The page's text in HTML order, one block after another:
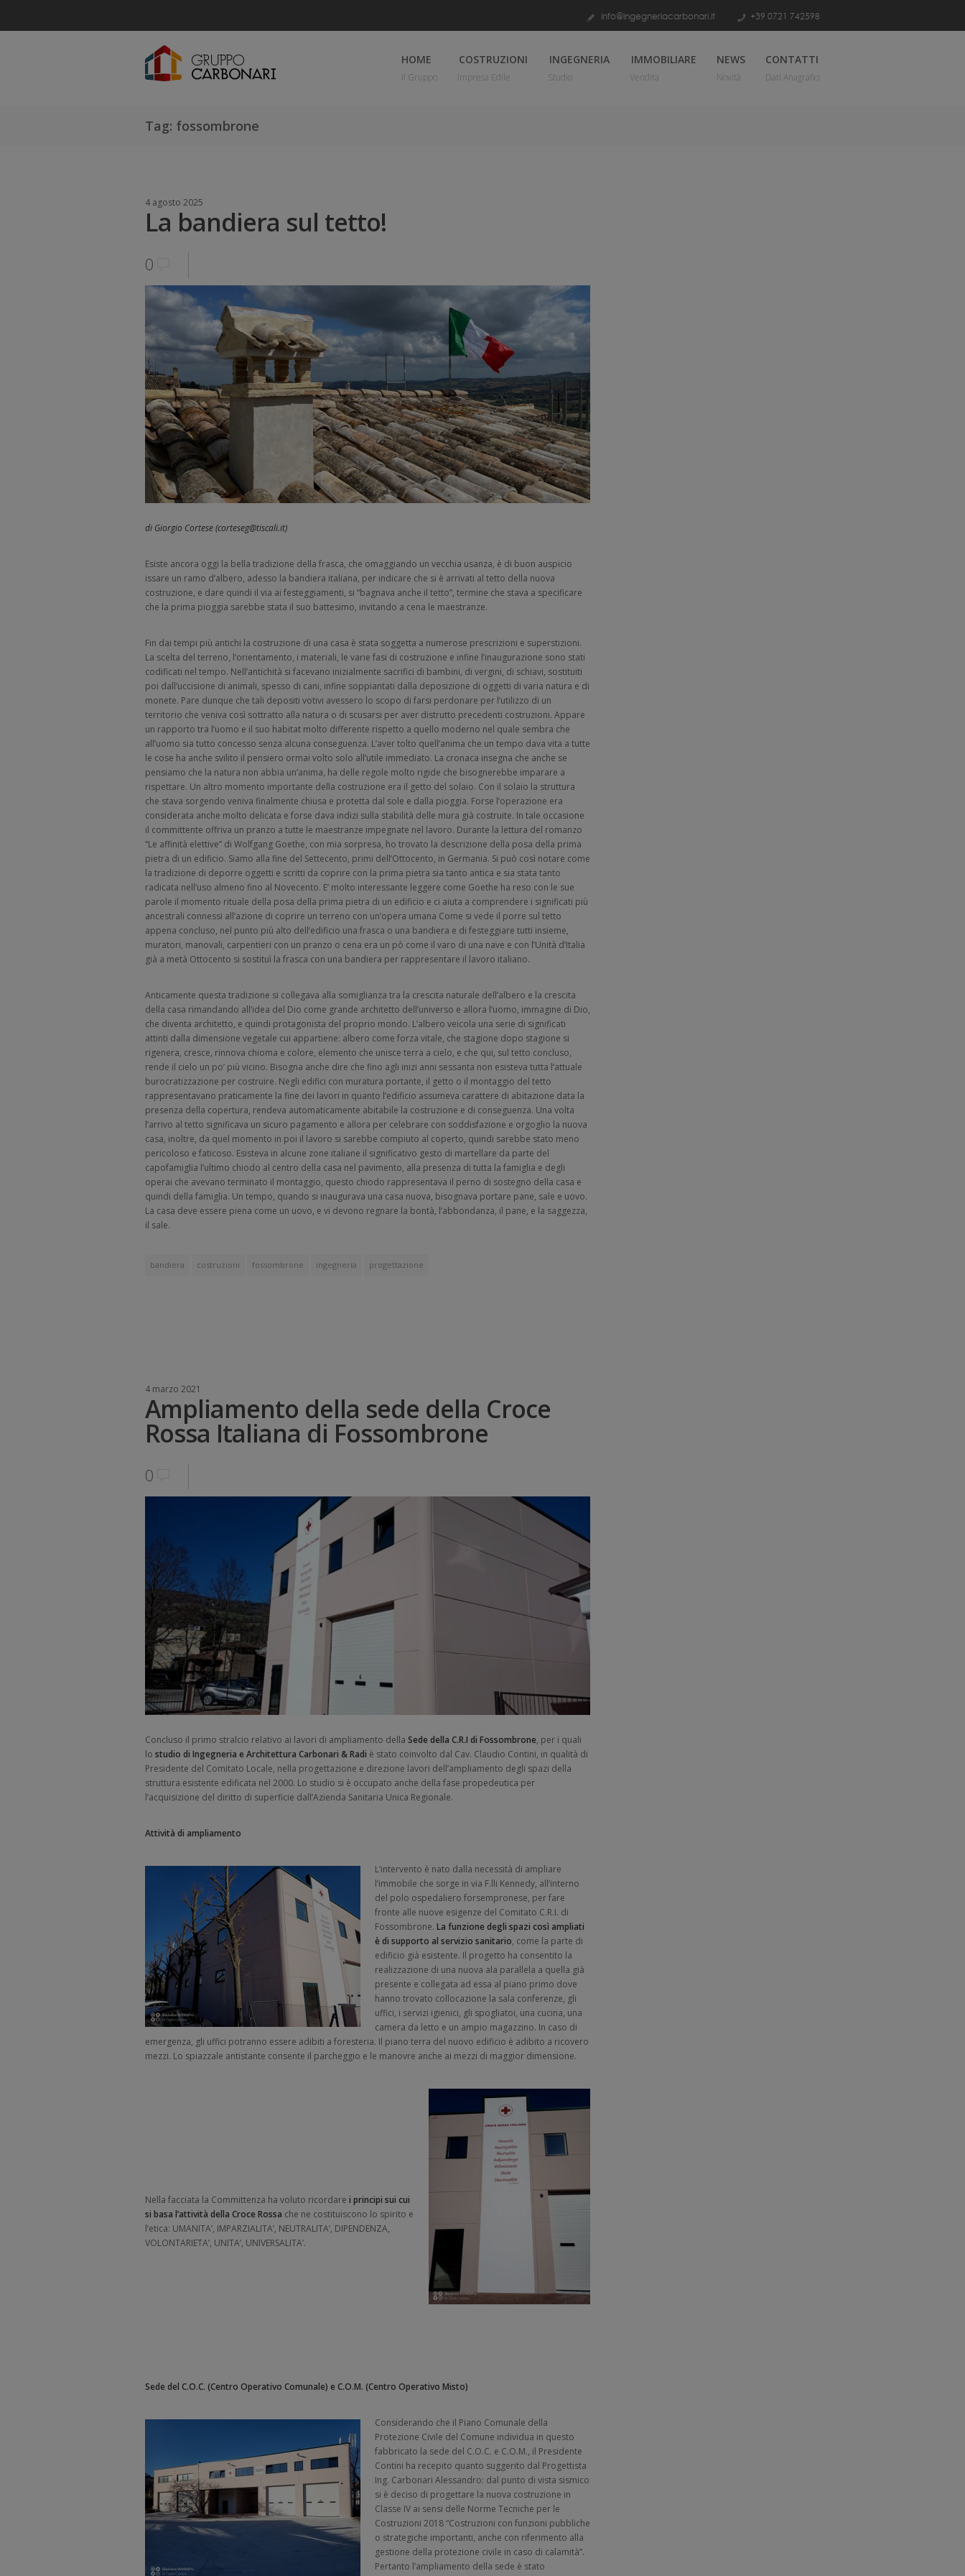
info@ingegneriacarbonari.it +39 0721 742598
HOME
Il Gruppo
COSTRUZIONI
Impresa Edile
INGEGNERIA
Studio
IMMOBILIARE
Vendita
NEWS
Novità
CONTATTI
Dati Anagrafici
Tag: fossombrone
4 agosto 2025
La bandiera sul tetto!
0
di Giorgio Cortese (corteseg@tiscali.it)
Esiste ancora oggi la bella tradizione della frasca, che omaggiando un vecchia usanza, è di buon auspicio
issare un ramo d’albero, adesso la bandiera italiana, per indicare che si è arrivati al tetto della nuova
costruzione, e dare quindi il via ai festeggiamenti, si “bagnava anche il tetto”, termine che stava a specificare
che la prima pioggia sarebbe stata il suo battesimo, invitando a cena le maestranze.
Fin dai tempi più antichi la costruzione di una casa è stata soggetta a numerose prescrizioni e superstizioni.
La scelta del terreno, l’orientamento, i materiali, le varie fasi di costruzione e infine l’inaugurazione sono stati
codificati nel tempo. Nell’antichità si facevano inizialmente sacrifici di bambini, di vergini, di schiavi, sostituiti
poi dall’uccisione di animali, spesso di cani, infine soppiantati dalla deposizione di oggetti di varia natura e di
monete. Pare dunque che tali depositi votivi avessero lo scopo di farsi perdonare per l’utilizzo di un
territorio che veniva così sottratto alla natura o di scusarsi per aver distrutto precedenti costruzioni. Appare
un rapporto tra l’uomo e il suo habitat molto differente rispetto a quello moderno nel quale sembra che
all’uomo sia tutto concesso senza alcuna conseguenza. L’aver tolto quell’anima che un tempo dava vita a tutte
le cose ha anche svilito il pensiero ormai volto solo all’utile immediato. La cronaca insegna che anche se
pensiamo che la natura non abbia un’anima, ha delle regole molto rigide che bisognerebbe imparare a
rispettare. Un altro momento importante della costruzione era il getto del solaio. Con il solaio la struttura
che stava sorgendo veniva finalmente chiusa e protetta dal sole e dalla pioggia. Forse l’operazione era
considerata anche molto delicata e forse dava indizi sulla stabilità delle mura già costruite. In tale occasione
il committente offriva un pranzo a tutte le maestranze impegnate nel lavoro. Durante la lettura del romanzo
“Le affinità elettive” di Wolfgang Goethe, con mia sorpresa, ho trovato la descrizione della posa della prima
pietra di un edificio. Siamo alla fine del Settecento, primi dell’Ottocento, in Germania. Si può così notare come
la tradizione di deporre oggetti e scritti da coprire con la prima pietra sia tanto antica e sia stata tanto
radicata nell’uso almeno fino al Novecento. E’ molto interessante leggere come Goethe ha reso con le sue
parole il momento rituale della posa della prima pietra di un edificio e ci aiuta a comprendere i significati più
ancestrali connessi all’azione di coprire un terreno con un’opera umana Come si vede il porre sul tetto
appena concluso, nel punto più alto dell’edificio una frasca o una bandiera e di festeggiare tutti insieme,
muratori, manovali, carpentieri con un pranzo o cena era un pò come il varo di una nave e con l’Unità d’Italia
già a metà Ottocento si sostituì la frasca con una bandiera per rappresentare il lavoro italiano.
Anticamente questa tradizione si collegava alla somiglianza tra la crescita naturale dell’albero e la crescita
della casa rimandando all’idea del Dio come grande architetto dell’universo e allora l’uomo, immagine di Dio,
che diventa architetto, e quindi protagonista del proprio mondo. L’albero veicola una serie di significati
attinti dalla dimensione vegetale cui appartiene: albero come forza vitale, che stagione dopo stagione si
rigenera, cresce, rinnova chioma e colore, elemento che unisce terra a cielo, e che qui, sul tetto concluso,
rende il cielo un po’ più vicino. Bisogna anche dire che fino agli inizi anni sessanta non esisteva tutta l’attuale
burocratizzazione per costruire. Negli edifici con muratura portante, il getto o il montaggio del tetto
rappresentavano praticamente la fine dei lavori in quanto l’edificio assumeva carattere di abitazione data la
presenza della copertura, rendeva automaticamente abitabile la costruzione e di conseguenza. Una volta
l’arrivo al tetto significava un sicuro pagamento e allora per celebrare con soddisfazione e orgoglio la nuova
casa, inoltre, da quel momento in poi il lavoro si sarebbe compiuto al coperto, quindi sarebbe stato meno
pericoloso e faticoso. Esisteva in alcune zone italiane il significativo gesto di martellare da parte del
capofamiglia l’ultimo chiodo al centro della casa nel pavimento, alla presenza di tutta la famiglia e degli
operai che avevano terminato il montaggio, questo chiodo rappresentava il perno di sostegno della casa e
quindi della famiglia. Un tempo, quando si inaugurava una casa nuova, bisognava portare pane, sale e uovo.
La casa deve essere piena come un uovo, e vi devono regnare la bontà, l’abbondanza, il pane, e la saggezza,
il sale.
bandiera costruzioni fossombrone ingegneria progettazione
4 marzo 2021
Ampliamento della sede della Croce
Rossa Italiana di Fossombrone
0
Concluso il primo stralcio relativo ai lavori di ampliamento della Sede della C.R.I di Fossombrone, per i quali
lo studio di Ingegneria e Architettura Carbonari & Radi è stato coinvolto dal Cav. Claudio Contini, in qualità di
Presidente del Comitato Locale, nella progettazione e direzione lavori dell’ampliamento degli spazi della
struttura esistente edificata nel 2000. Lo studio si è occupato anche della fase propedeutica per
l’acquisizione del diritto di superficie dall’Azienda Sanitaria Unica Regionale.
Attività di ampliamento
L’intervento è nato dalla necessità di ampliare
l’immobile che sorge in via F.lli Kennedy, all’interno
del polo ospedaliero forsempronese, per fare
fronte alle nuove esigenze del Comitato C.R.I. di
Fossombrone. La funzione degli spazi così ampliati
è di supporto al servizio sanitario, come la parte di
edificio già esistente. Il progetto ha consentito la
realizzazione di una nuova ala parallela a quella già
presente e collegata ad essa al piano primo dove
hanno trovato collocazione la sala conferenze, gli
uffici, i servizi igienici, gli spogliatoi, una cucina, una
camera da letto e un ampio magazzino. In caso di
emergenza, gli uffici potranno essere adibiti a foresteria. Il piano terra del nuovo edificio è adibito a ricovero
mezzi. Lo spiazzale antistante consente il parcheggio e le manovre anche ai mezzi di maggior dimensione.
Nella facciata la Committenza ha voluto ricordare i principi sui cui
si basa l’attività della Croce Rossa che ne costituiscono lo spirito e
l’etica: UMANITA’, IMPARZIALITA’, NEUTRALITA’, DIPENDENZA,
VOLONTARIETA’, UNITA’, UNIVERSALITA’.
Sede del C.O.C. (Centro Operativo Comunale) e C.O.M. (Centro Operativo Misto)
Considerando che il Piano Comunale della
Protezione Civile del Comune individua in questo
fabbricato la sede del C.O.C. e C.O.M., il Presidente
Contini ha recepito quanto suggerito dal Progettista
Ing. Carbonari Alessandro: dal punto di vista sismico
si è deciso di progettare la nuova costruzione in
Classe IV ai sensi delle Norme Tecniche per le
Costruzioni 2018 “Costruzioni con funzioni pubbliche
o strategiche importanti, anche con riferimento alla
gestione della protezione civile in caso di calamità”.
Pertanto l’ampliamento della sede è stato